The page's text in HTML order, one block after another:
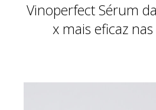
Vinoperfect Sérum
x mais eficaz